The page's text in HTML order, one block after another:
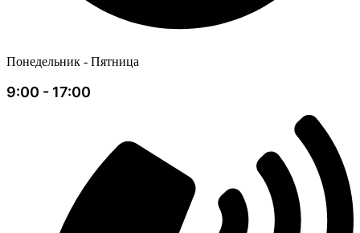
Понедельник - Пятница
9:00 - 17:00